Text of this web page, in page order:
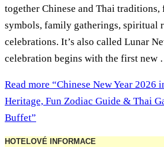
together Chinese and Thai
symbols, family gatherings, spiritual
celebrations. It’s also called Lunar
celebration begins with the first new
Read more “Chinese New Year 2026
Heritage, Fun Zodiac Guide & Thai
Buffet”
HOTELOVÉ INFORMACE